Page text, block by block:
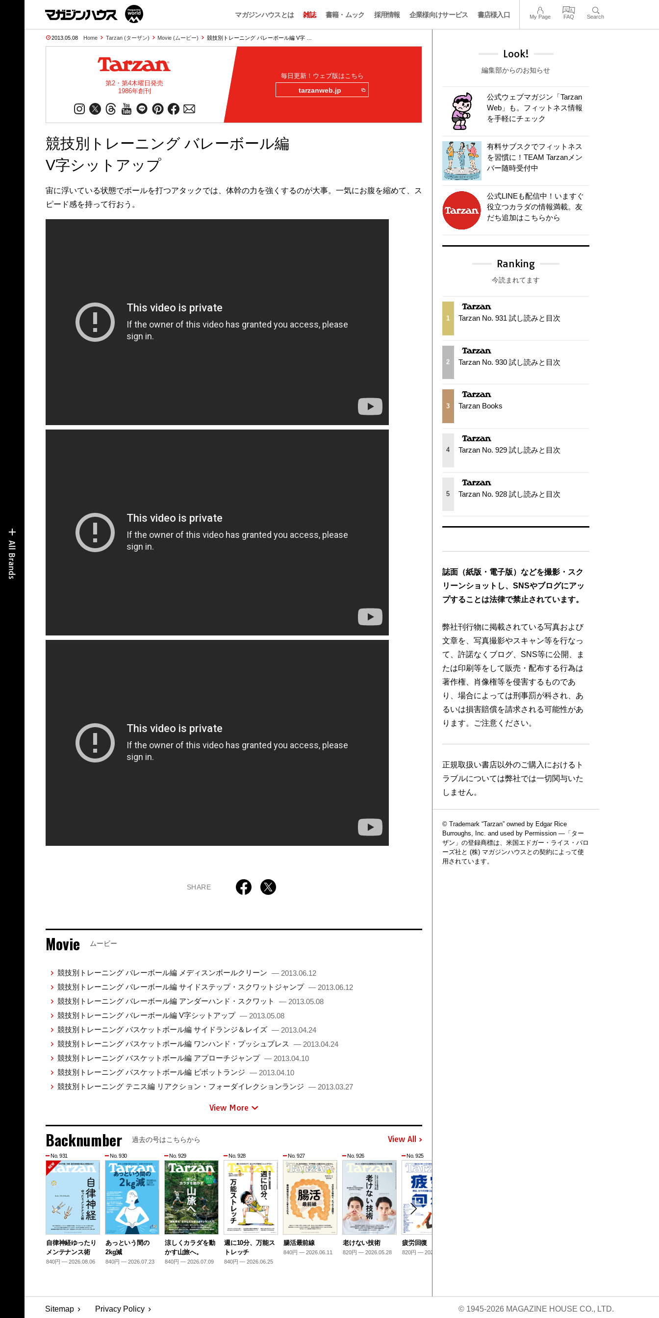
マガジンハウスとは 雑誌 書籍・ムック 採用情報 企業様向けサービス 書店様入口 My Page FAQ Search
2013.05.08 Home Tarzan (ターザン) Movie (ムービー) 競技別トレーニング バレーボール編 V字 …
第2・第4木曜日発売
1986年創刊
毎日更新！ウェブ版はこちら
tarzanweb.jp
競技別トレーニング バレーボール編
V字シットアップ
宙に浮いている状態でボールを打つアタックでは、体幹の力を強くするのが大事。一気にお腹を縮めて、ス
ピード感を持って行おう。
SHARE
Movie ムービー
競技別トレーニング バレーボール編 メディスンボールクリーン — 2013.06.12
競技別トレーニング バレーボール編 サイドステップ・スクワットジャンプ — 2013.06.12
競技別トレーニング バレーボール編 アンダーハンド・スクワット
— 2013.05.08
競技別トレーニング バレーボール編 V字シットアップ — 2013.05.08
競技別トレーニング バスケットボール編 サイドランジ＆レイズ — 2013.04.24
競技別トレーニング バスケットボール編 ワンハンド・プッシュプレス
— 2013.04.24
競技別トレーニング バスケットボール編 アプローチジャンプ — 2013.04.10
競技別トレーニング バスケットボール編 ピボットランジ — 2013.04.10
競技別トレーニング テニス編 リアクション・フォーダイレクションランジ — 2013.03.27
View More
Backnumber 過去の号はこちらから View All
No. 931
自律神経ゆったり
メンテナンス術
840円 — 2026.08.06
No. 930
あっという間の
2kg減
840円 — 2026.07.23
No. 929
涼しくカラダを動
かす山旅へ。
840円 — 2026.07.09
No. 928
週に10分、万能ス
トレッチ
840円 — 2026.06.25
No. 927
腸活最前線
840円 — 2026.06.11
No. 926
老けない技術
820円 — 2026.05.28
No. 925
疲労回復
820円 — 2026.05.14
Look!
編集部からのお知らせ
公式ウェブマガジン「Tarzan
Web」も。フィットネス情報
を手軽にチェック
有料サブスクでフィットネス
を習慣に！TEAM Tarzanメン
バー随時受付中
公式LINEも配信中！いますぐ
役立つカラダの情報満載。友
だち追加はこちらから
Ranking
今読まれてます
1 Tarzan No. 931 試し読みと目次
2 Tarzan No. 930 試し読みと目次
3 Tarzan Books
4 Tarzan No. 929 試し読みと目次
5 Tarzan No. 928 試し読みと目次
誌面（紙版・電子版）などを撮影・スク
リーンショットし、SNSやブログにアッ
プすることは法律で禁止されています。
弊社刊行物に掲載されている写真および
文章を、写真撮影やスキャン等を行なっ
て、許諾なくブログ、SNS等に公開、ま
たは印刷等をして販売・配布する行為は
著作権、肖像権等を侵害するものであ
り、場合によっては刑事罰が科され、あ
るいは損害賠償を請求される可能性があ
ります。ご注意ください。
正規取扱い書店以外のご購入におけるト
ラブルについては弊社では一切関与いた
しません。
© Trademark “Tarzan” owned by Edgar Rice
Burroughs, Inc. and used by Permission —「ター
ザン」の登録商標は、米国エドガー・ライス・バロ
ーズ社と (株) マガジンハウスとの契約によって使
用されています。
Sitemap Privacy Policy © 1945-2026 MAGAZINE HOUSE CO., LTD.